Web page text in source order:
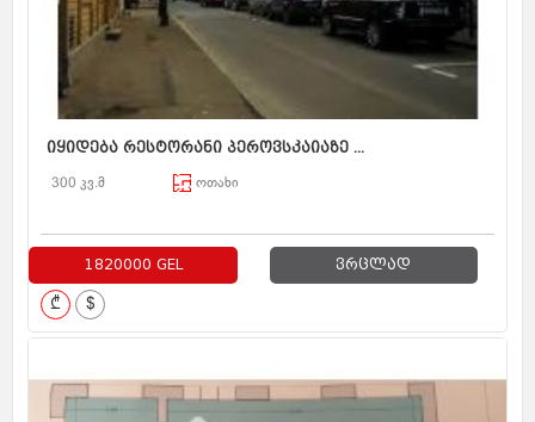
იყიდება რესტორანი პეროვსკაიაზე ...
300 კვ.მ ოთახი
1820000 GEL ვრცლად
₾ $